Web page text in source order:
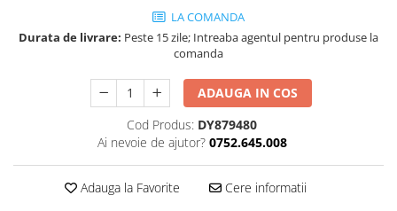
Surubelnite VDE KNIPEX
Surubelnite Inox
Surubelnite VDE Wera
Extractoare suruburi uzate si
Dalti electricieni si punctatoare
LA COMANDA
Durata de livrare: Peste 15 zile; Intreaba agentul pentru produse la
comanda
ADAUGA IN COS
Cod Produs: DY879480
Ai nevoie de ajutor? 0752.645.008
Adauga la Favorite Cere informatii